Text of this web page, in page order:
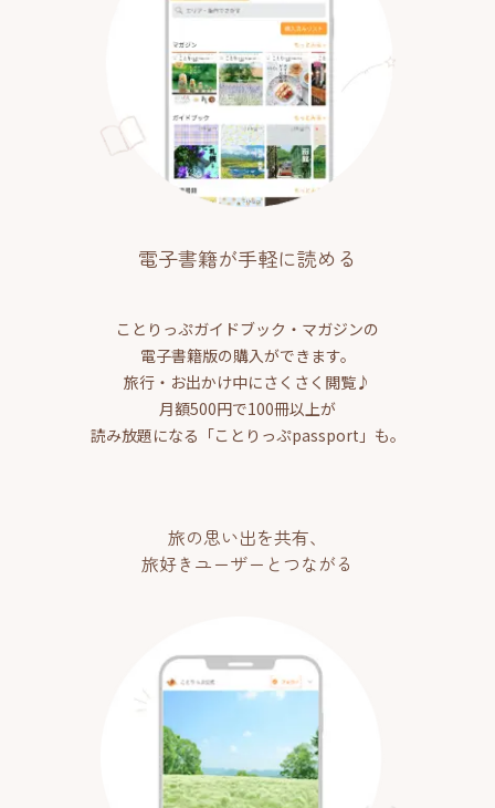
電子書籍が手軽に読める
ことりっぷガイドブック・マガジンの
電子書籍版の購入ができます。
旅行・お出かけ中にさくさく閲覧♪
月額500円で100冊以上が
読み放題になる「ことりっぷpassport」も。
旅の思い出を共有、
旅好きユーザーとつながる